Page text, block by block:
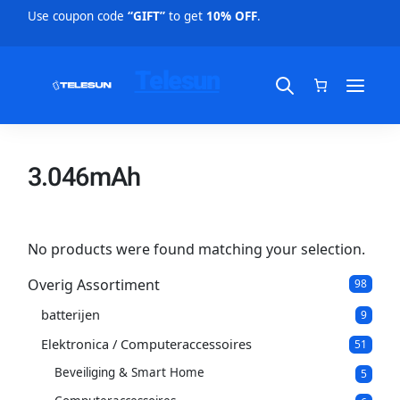
Use coupon code “GIFT”to get 10% OFF.
3.046mAh
No products were found matching your selection.
Overig Assortiment
989
p
o
d
u
c
batterijen 99
o
d
u
Elektronica / Computeraccessoires 51 5
p
r
Beveiliging & Smart Home 55